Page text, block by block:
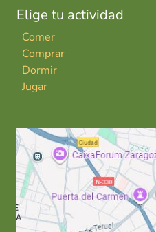
Elige tu actividad
Comer
Comprar
Dormir
Jugar